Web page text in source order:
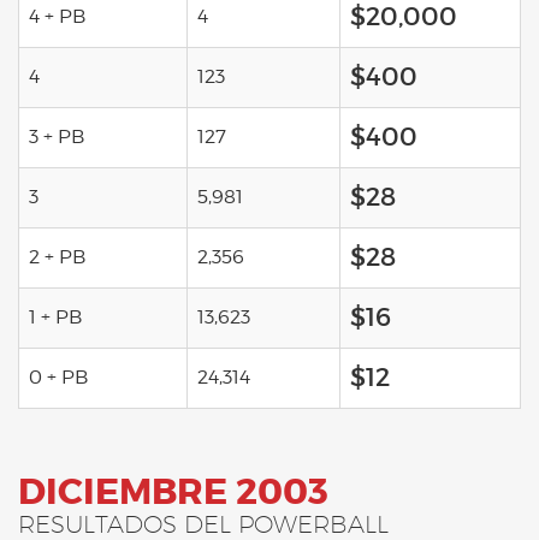
4 + PB 4 $20,000
4 123 $400
3 + PB 127 $400
3 5,981 $28
2 + PB 2,356 $28
1 + PB 13,623 $16
0 + PB 24,314 $12
DICIEMBRE 2003
RESULTADOS DEL POWERBALL